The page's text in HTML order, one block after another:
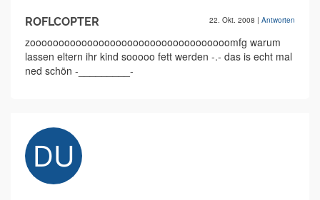
ROFLCOPTER 22. Okt. 2008 | Antworten
zooooooooooooooooooooooooooooooooooomfg warum
lassen eltern ihr kind sooooo fett werden -.- das is echt mal
ned schön -_________-